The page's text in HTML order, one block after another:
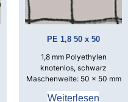
PE 1,8 50 x 50
1,8 mm Polyethylen
knotenlos, schwarz
Maschenweite: 50 x 50 mm
Weiterlesen